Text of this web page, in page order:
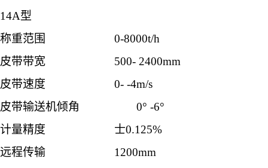
14A型
称重范围
0-8000t/h
皮带带宽 500- 2400mm
皮带速度 0- -4m/s
皮带输送机倾角 0° -6°
计量精度
士0.125%
远程传输 1200mm